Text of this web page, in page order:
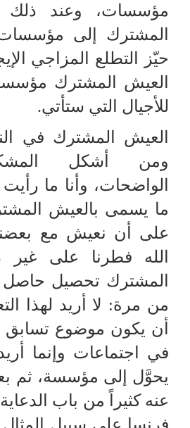
مؤسسات، وعند ذلك
المشترك إلى
حيّز التطلع المزاجي
العيش المشترك
للأجيال التي ستأتي.
العيش المشترك في
ومن أشكل
الواضحات، وأنا ما
ما يسمى بالعيش
على أن نعيش مع
الله فطرنا على
المشترك تحصيل حاصل
من مرة: لا أريد لهذا
أن يكون موضوع تسابق
في اجتماعات وإنما
يحوَّل إلى مؤسسة، ثم
عنه كثيراً من باب